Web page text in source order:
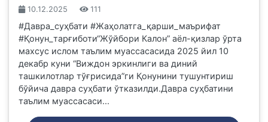
10.12.2025 111
#Давра_суҳбати #Жаҳолатга_қарши_маърифат
#Қонун_тарғиботи“Жўйбори Калон” аёл-қизлар ўрта
махсус ислом таълим муассасасида 2025 йил 10
декабр куни “Виждон эркинлиги ва диний
ташкилотлар тўғрисида”ги Қонунини тушунтириш
бўйича давра суҳбати ўтказилди.Давра суҳбатини
таълим муассасаси...